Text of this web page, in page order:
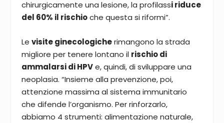
chirurgicamente una lesione, la profilassi riduce
del 60% il rischioche questa si riformi”.
Le visite ginecologicherimangono la strada
migliore per tenere lontano il rischio di
ammalarsi di HPVe, quindi, di sviluppare una
neoplasia. “Insieme alla prevenzione, poi,
attenzione massima al sistema immunitario
che difende l’organismo. Per rinforzarlo,
abbiamo 4 strumenti: alimentazione naturale,